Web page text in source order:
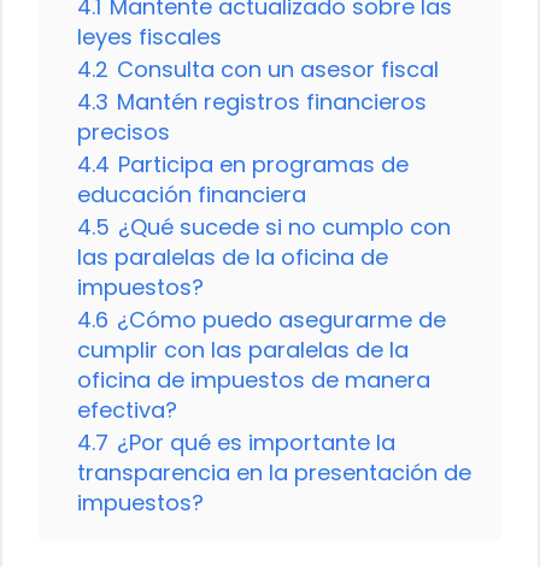
4.1 Mantente actualizado sobre las
leyes fiscales
4.2 Consulta con un asesor fiscal
4.3 Mantén registros financieros
precisos
4.4 Participa en programas de
educación financiera
4.5 ¿Qué sucede si no cumplo con
las paralelas de la oficina de
impuestos?
4.6 ¿Cómo puedo asegurarme de
cumplir con las paralelas de la
oficina de impuestos de manera
efectiva?
4.7 ¿Por qué es importante la
transparencia en la presentación de
impuestos?